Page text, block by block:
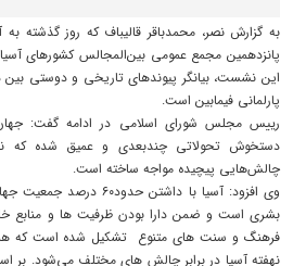
به گزارش نصر، محمدباقر قالیباف که روز گذشته به
این ‌نشست، بیانگر پیوندهای ‌تاریخی و دوستی
پارلمانی فیمابین است.
رییس مجلس شورای اسلامی در ادامه گفت:
دستخوش تحولاتی چندبعدی و عمیق شده که
چالش‌هایی پیچیده مواجه ساخته است.
وی افزود: آسیا با داشتن
بشری است و ضمن دارا بودن ظرفیت ها و منابع
فرهنگ و سنت های متنوع تشکیل شده است که
نهفته‌ آسیا در برابر چالش های مختلف می‌شود. بر